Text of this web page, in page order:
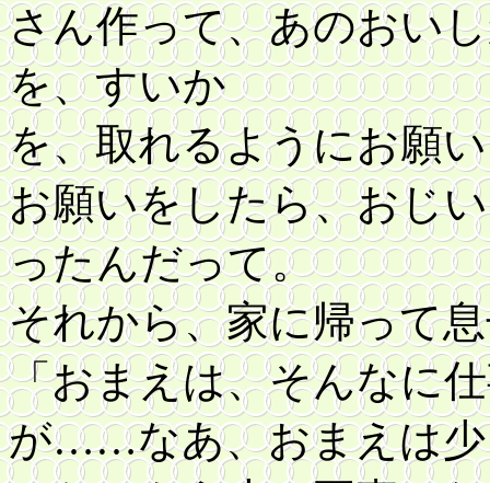
さん作って、あのおい
を、すいか
を、取れるようにお願
お願いをしたら、おじ
ったんだって。
それから、家に帰って
「おまえは、そんなに
が……なあ、おまえは少